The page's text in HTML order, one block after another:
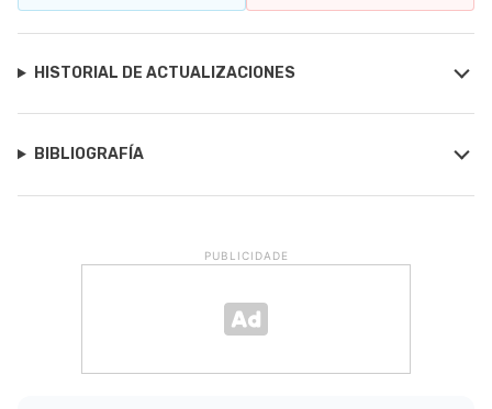
HISTORIAL DE ACTUALIZACIONES
BIBLIOGRAFÍA
PUBLICIDADE